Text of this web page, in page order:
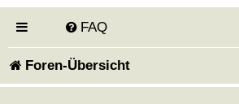
FAQ
Foren-Übersicht